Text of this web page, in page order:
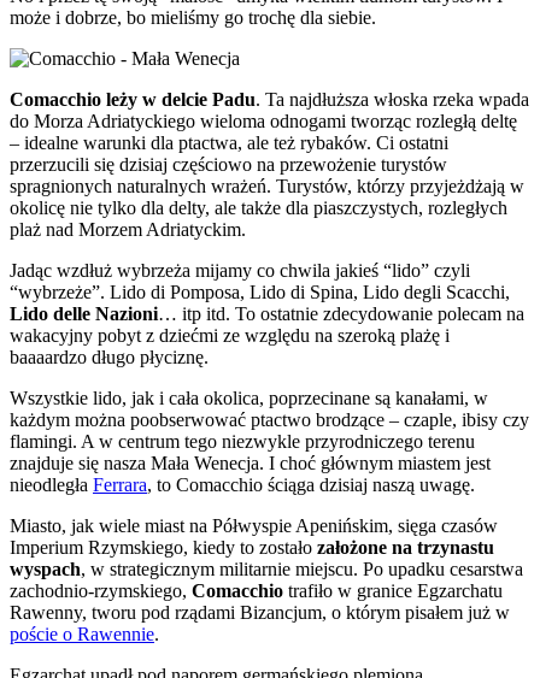
może i dobrze, bo mieliśmy go trochę dla siebie.
Comacchio leży w delcie Padu. Ta najdłuższa włoska rzeka wpada
do Morza Adriatyckiego wieloma odnogami tworząc rozległą deltę
– idealne warunki dla ptactwa, ale też rybaków. Ci ostatni
przerzucili się dzisiaj częściowo na przewożenie turystów
spragnionych naturalnych wrażeń. Turystów, którzy przyjeżdżają w
okolicę nie tylko dla delty, ale także dla piaszczystych, rozległych
plaż nad Morzem Adriatyckim.
Jadąc wzdłuż wybrzeża mijamy co chwila jakieś “lido” czyli
“wybrzeże”. Lido di Pomposa, Lido di Spina, Lido degli Scacchi,
Lido delle Nazioni… itp itd. To ostatnie zdecydowanie polecam na
wakacyjny pobyt z dziećmi ze względu na szeroką plażę i
baaaardzo długo płyciznę.
Wszystkie lido, jak i cała okolica, poprzecinane są kanałami, w
każdym można poobserwować ptactwo brodzące – czaple, ibisy czy
flamingi. A w centrum tego niezwykle przyrodniczego terenu
znajduje się nasza Mała Wenecja. I choć głównym miastem jest
nieodległa Ferrara, to Comacchio ściąga dzisiaj naszą uwagę.
Miasto, jak wiele miast na Półwyspie Apenińskim, sięga czasów
Imperium Rzymskiego, kiedy to zostało założone na trzynastu
wyspach, w strategicznym militarnie miejscu. Po upadku cesarstwa
zachodnio-rzymskiego, Comacchio trafiło w granice Egzarchatu
Rawenny, tworu pod rządami Bizancjum, o którym pisałem już w
poście o Rawennie.